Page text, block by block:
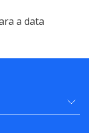
a data